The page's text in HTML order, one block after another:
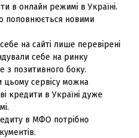
в онлайн режимі в Україні.
поповнюється новими
на сайті лише перевірені
себе на ринку
з позитивного боку.
цьому сервісу можна
кредити в Україні дуже
в МФО потрібно